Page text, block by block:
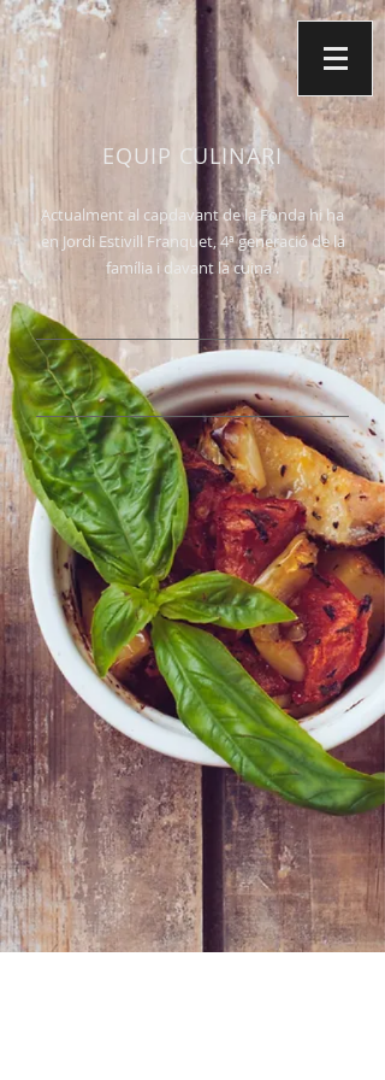
EQUIP CULINARI
Actualment al capdavant de la Fonda hi ha
en Jordi Estivill Franquet, 4ª generació de la
família i davant la cuina .